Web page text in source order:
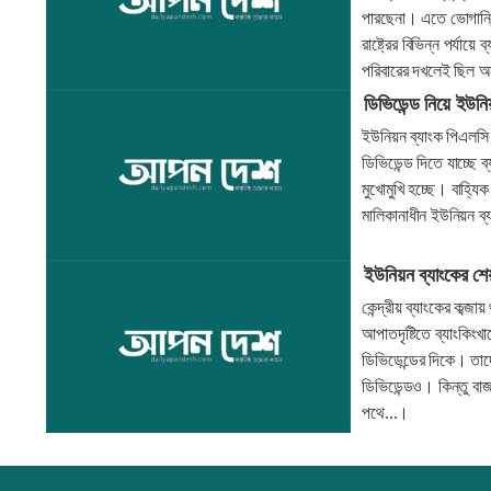
পারছেনা। এতে
রাষ্ট্রের বিভিন্ন
পরিবারের দখলেই
ডিভিডেন্ড নিয়ে
ইউনিয়ন ব্যাংক
ডিভিডেন্ড দিতে যাচ্ছে
মুখোমুখি হচ্ছে।
মালিকানাধীন ইউনিয়ন
ইউনিয়ন ব্যাংকের
কেন্দ্রীয় ব্যাংকের
আপাতদৃষ্টিতে
ডিভিডেন্ডের দিকে।
ডিভিডেন্ডও। কিন্তু
পথে...।